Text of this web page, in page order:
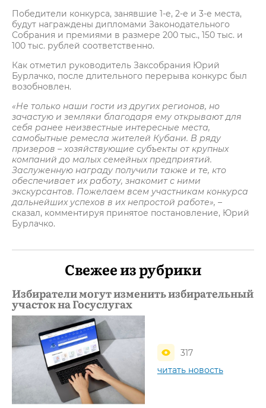
Победители конкурса, занявшие 1-е, 2-е и 3-е места,
будут награждены дипломами Законодательного
Собрания и премиями в размере 200 тыс., 150 тыс. и
100 тыс. рублей соответственно.
Как отметил руководитель Заксобрания Юрий
Бурлачко, после длительного перерыва конкурс был
возобновлен.
«Не только наши гости из других регионов, но
зачастую и земляки благодаря ему открывают для
себя ранее неизвестные интересные места,
самобытные ремесла жителей Кубани. В ряду
призеров – хозяйствующие субъекты от крупных
компаний до малых семейных предприятий.
Заслуженную награду получили также и те, кто
обеспечивает их работу, знакомит с ними
экскурсантов. Пожелаем всем участникам конкурса
дальнейших успехов в их непростой работе», –
сказал, комментируя принятое постановление, Юрий
Бурлачко.
Свежее из рубрики
Избиратели могут изменить избирательный
участок на Госуслугах
317
читать новость